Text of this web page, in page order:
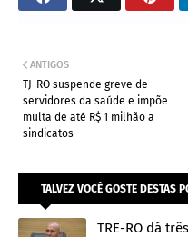
ANTIGOS
TJ-RO suspende greve de
servidores da saúde e impõe
multa de até R$ 1 milhão a
sindicatos
TALVEZ VOCÊ GOSTE DESTAS
TRE-RO dá